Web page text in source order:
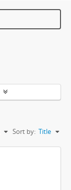
Sort by: Title